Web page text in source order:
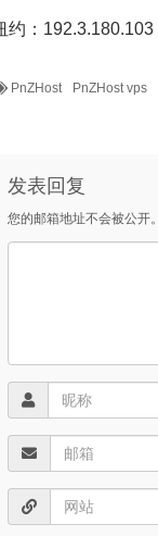
约：
PnZHost PnZHost vps
发表回复
您的邮箱地址不会被公开。